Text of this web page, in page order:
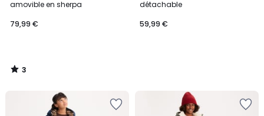
amovible en sherpa
€.
79,99 €
5
3
/
détachable
59,99 €